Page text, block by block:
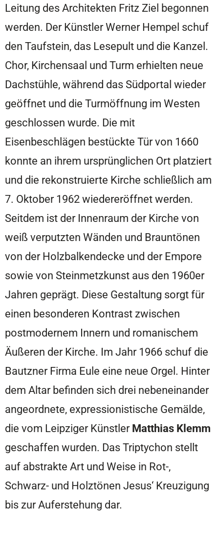
Leitung des Architekten Fritz Ziel begonnen
werden. Der Künstler Werner Hempel schuf
den Taufstein, das Lesepult und die Kanzel.
Chor, Kirchensaal und Turm erhielten neue
Dachstühle, während das Südportal wieder
geöffnet und die Turmöffnung im Westen
geschlossen wurde. Die mit
Eisenbeschlägen bestückte Tür von 1660
konnte an ihrem ursprünglichen Ort platziert
und die rekonstruierte Kirche schließlich am
7. Oktober 1962 wiedereröffnet werden.
Seitdem ist der Innenraum der Kirche von
weiß verputzten Wänden und Brauntönen
von der Holzbalkendecke und der Empore
sowie von Steinmetzkunst aus den 1960er
Jahren geprägt. Diese Gestaltung sorgt für
einen besonderen Kontrast zwischen
postmodernem Innern und romanischem
Äußeren der Kirche. Im Jahr 1966 schuf die
Bautzner Firma Eule eine neue Orgel. Hinter
dem Altar befinden sich drei nebeneinander
angeordnete, expressionistische Gemälde,
die vom Leipziger KünstlerMatthias Klemm
geschaffen wurden. Das Triptychon stellt
auf abstrakte Art und Weise in Rot-,
Schwarz- und Holztönen Jesus‘ Kreuzigung
bis zur Auferstehung dar.